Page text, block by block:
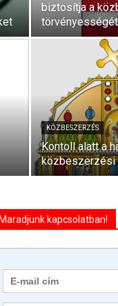
biztosítja a
törvényességét
KÖZBESZERZÉS
Kontoll alatt a
közbeszerzési
Maradjunk kapcsolatban!